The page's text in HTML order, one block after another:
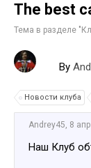
The best
Тема в разделе "
By
Новости клуба
Andrey45, 8
Наш Клуб